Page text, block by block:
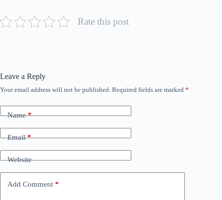
Rate this post
Leave a Reply
Your email address will not be published. Required fields are marked *
Name*
Email*
Website
Add Comment *